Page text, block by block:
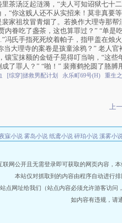
茶汤泛起涟漪，“夫人可知诏狱七
“你这贱人还不从实招来！莫非真要
家祖坟冒青烟了。若换作大理寺那
内眷吃了盏茶，这也算罪过？” “单
冯氏手指死死绞着帕子，指甲盖在烛
当大理寺的案卷是孩童涂鸦？” 老人
镶宝抹额的金链子晃得叮当响，“这
了罪人？” “啪！” 裴雍鹤抡圆了胳
[综穿]拯救男配计划 永乐町69号(H)
重生
上
寐小说 雾岛小说 纸鸢小说 碎珀小说 溪雾小
网公开且无需登录即可获取的网页内容，
本站仅对抓取到的内容由程序自动进行
点网址给我们（站点内容必须允许游客访
如内容有违规，请